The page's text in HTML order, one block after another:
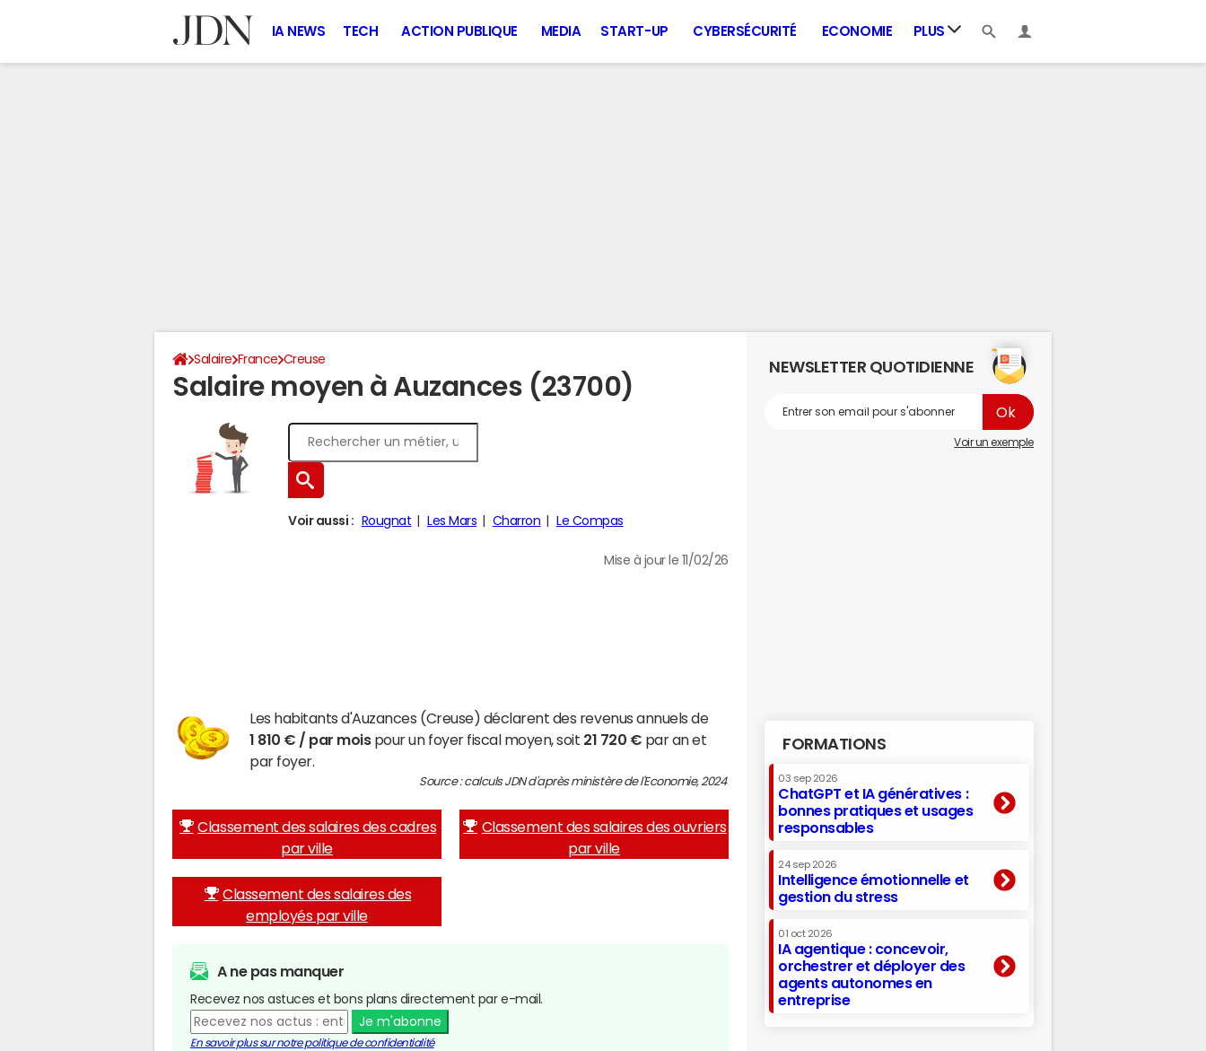
IA NEWS TECH ACTION PUBLIQUE MEDIA START-UP CYBERSÉCURITÉ ECONOMIE PLUS
Salaire France Creuse
Salaire moyen à Auzances (23700)
Voir aussi : Rougnat Les Mars Charron Le Compas
Mise à jour le 11/02/26
Les habitants d'Auzances (Creuse) déclarent des revenus annuels de
1 810 € / par moispour un foyer fiscal moyen, soit 21 720 € par an et
par foyer.
Source : calculs JDN d'après ministère de l'Economie, 2024
Classement des salaires des cadres
par ville
Classement des salaires des ouvriers
par ville
Classement des salaires des
employés par ville
A ne pas manquer
Recevez nos astuces et bons plans directement par e-mail.
Je m'abonne
En savoir plus sur notre politique de confidentialité
NEWSLETTER QUOTIDIENNE
Voir un exemple
FORMATIONS
03 sep 2026
ChatGPT et IA génératives :
bonnes pratiques et usages
responsables
24 sep 2026
Intelligence émotionnelle et
gestion du stress
01 oct 2026
IA agentique : concevoir,
orchestrer et déployer des
agents autonomes en
entreprise